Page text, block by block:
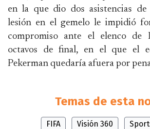
en la que dio dos asistencias
lesión en el gemelo le impidió
compromiso ante el elenco de
octavos de final, en el que el
Pekerman quedaría afuera por
Temas de esta
FIFA Visión 360